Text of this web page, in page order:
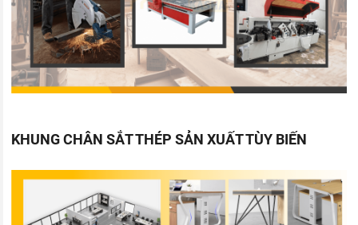
KHUNG CHÂN SẮT THÉP SẢN XUẤT TÙY BIẾN